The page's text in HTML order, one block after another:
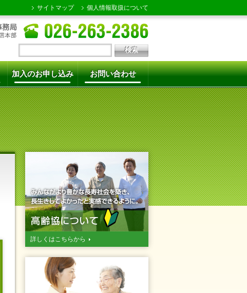
サイトマップ 個人情報取扱について
加入のお申し込み お問い合わせ
詳しくはこちらから